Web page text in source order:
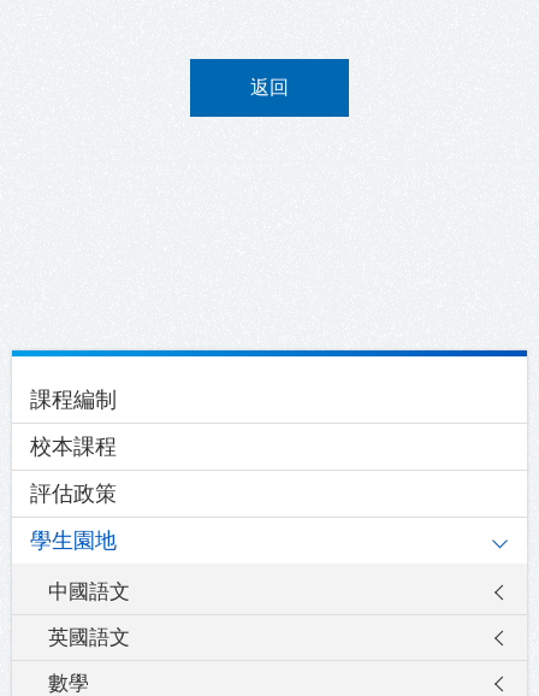
返回
navigation
課程編制
校本課程
評估政策
學生園地
中國語文
英國語文
數學